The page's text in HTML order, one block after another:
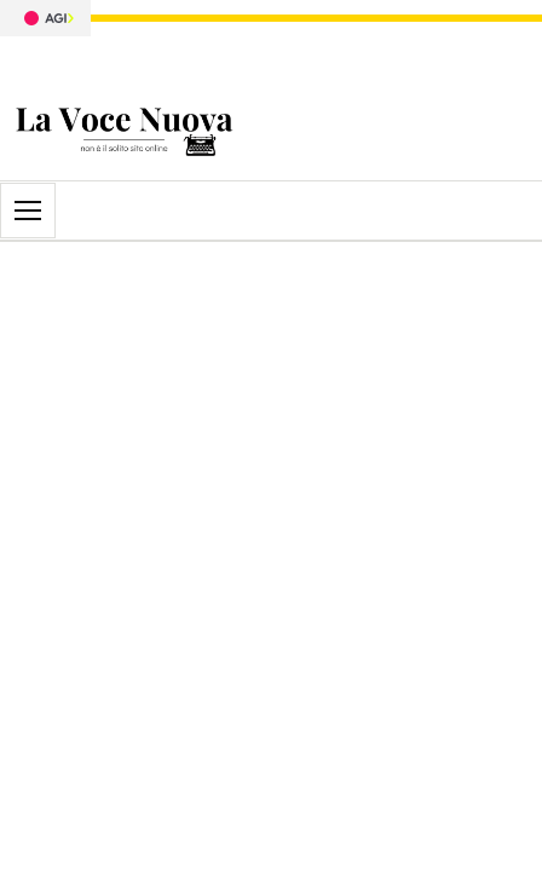
Apri il menu